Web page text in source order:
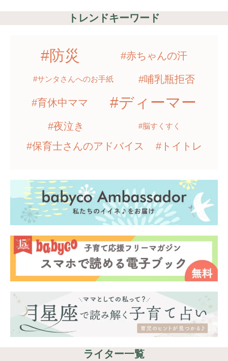
トレンドキーワード
#防災 #赤ちゃんの汗
#サンタさんへのお手紙 #哺乳瓶拒否
#育休中ママ #ディーマー
#夜泣き #脳すくすく
#保育士さんのアドバイス #トイトレ
ライター一覧